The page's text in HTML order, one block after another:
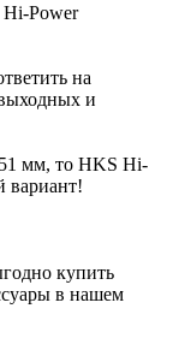
Hi-Power
на
и
мм, то HKS Hi-
вариант!
купить
в нашем